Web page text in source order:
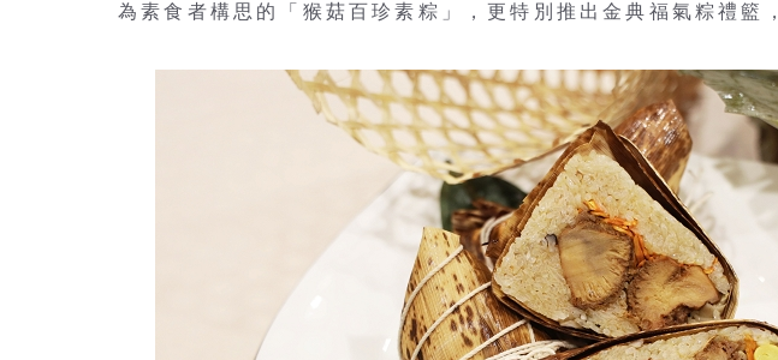
為素食者構思的「猴菇百珍素粽」，更特別推出金典福氣粽禮籃